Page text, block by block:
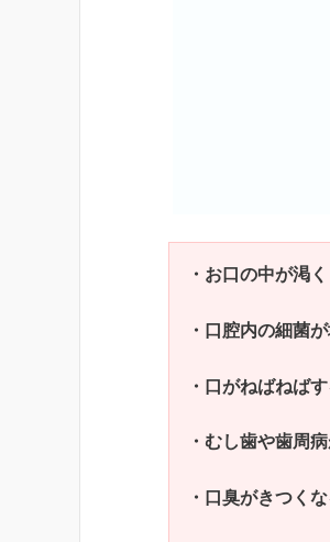
・お口の中が渇く
・口腔内の細菌
・口がねばねば
・むし歯や歯周
・口臭がきつく